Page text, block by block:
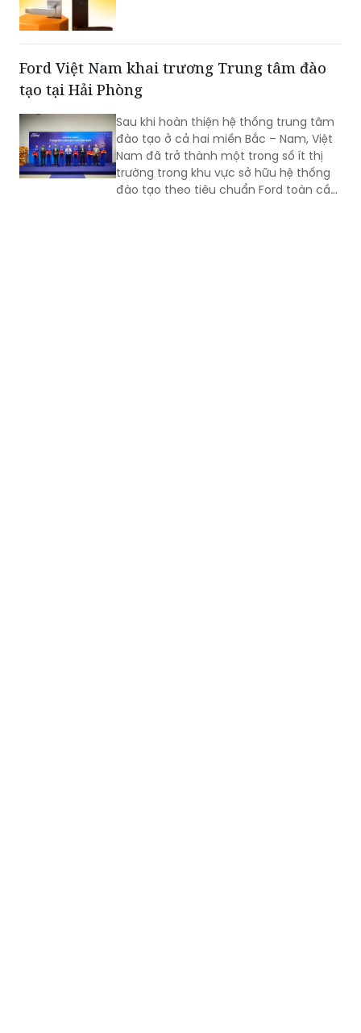
là câu chuyện tăng trưởng của một
thương hiệu “quốc dân”, mà còn phản
ánh sự bền bỉ của doanh nghiệp Việt
không ngừng nâng cao năng lực cạnh
tranh.
Ford Việt Nam khai trương Trung tâm đào
tạo tại Hải Phòng
Sau khi hoàn thiện hệ thống trung tâm
đào tạo ở cả hai miền Bắc – Nam, Việt
Nam đã trở thành một trong số ít thị
trường trong khu vực sở hữu hệ thống
đào tạo theo tiêu chuẩn Ford toàn cầu,